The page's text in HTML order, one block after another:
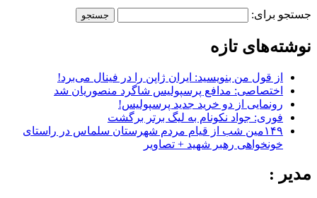
جستجو برای:
نوشته‌های تازه
از قول من بنویسید: ایران ژاپن را در فینال می‌برد!
اختصاصی: مدافع پرسپولیس شاگرد منصوریان شد
رونمایی از دو خرید جدید پرسپولیس!
فوری: جواد نکونام به لیگ برتر برگشت
۱۴۹مین شب از قیام مردم شهرستان سلماس در راستای
خونخواهی رهبر شهید + تصاویر
مدیر :